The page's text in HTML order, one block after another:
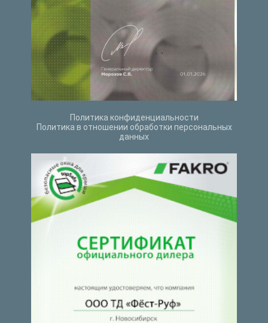
Политика конфиденциальности
Политика в отношении обработки персональных
данных